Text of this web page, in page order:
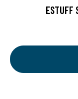
ESTUFF